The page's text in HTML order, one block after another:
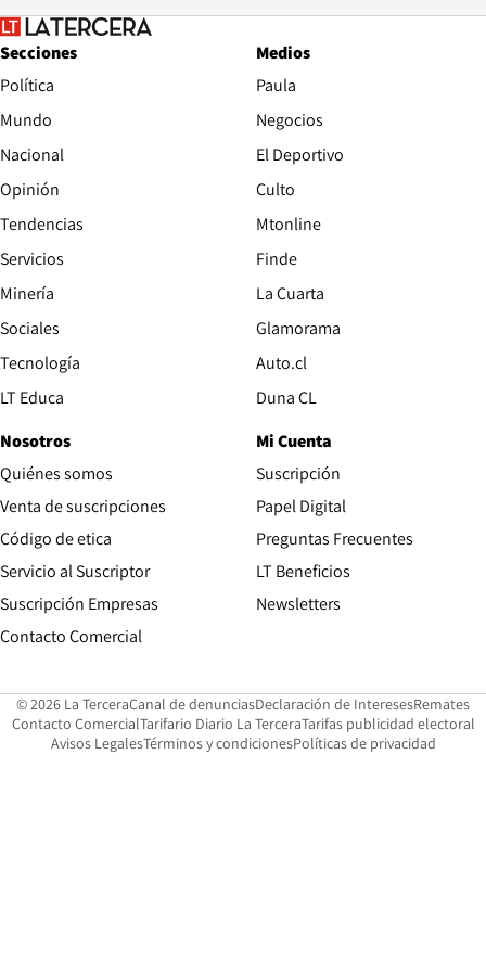
Secciones
Política
Mundo
Nacional
Opinión
Tendencias
Servicios
Minería
Sociales
Tecnología
LT Educa
Medios
Paula
Negocios
El Deportivo
Culto
Mtonline
Finde
La Cuarta
Glamorama
Auto.cl
Duna CL
Nosotros
Quiénes somos
Venta de suscripciones
Código de etica Opens in new window
Servicio al Suscriptor
Suscripción Empresas
Contacto Comercial
Mi Cuenta
Suscripción
Papel Digital
Preguntas Frecuentes
LT Beneficios
Newsletters
© 2026 La TerceraCanal de denunciasOpens in new window
Declaración de InteresesOpens in
Remates
Contacto ComercialOpens in new window
Tarifario Diario La TerceraOpens in new window
Tarifas publicidad electoral
Avisos LegalesOpens in new window
Términos y condicionesPolíticas de privacidad